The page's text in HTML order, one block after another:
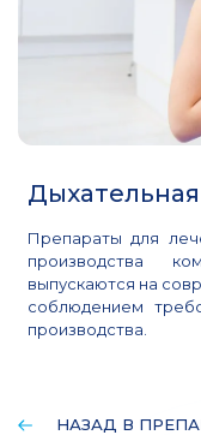
Препараты для
производства
выпускаются на
соблюдением
производства.
НАЗАД В